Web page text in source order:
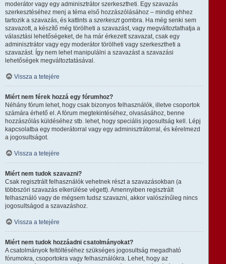
moderátor vagy egy adminisztrátor szerkesztheti. Egy szavazás
szerkesztéséhez menj a téma első hozzászólásához – mindig ehhez
tartozik a szavazás, és kattints a szerkesztgombra. Ha még senki sem
szavazott, a készítő még törölheti a szavazást, vagy megváltoztathatja a
választási lehetőségeket, de ha már érkezett szavazat, csak egy
adminisztrátor vagy egy moderátor törölheti vagy szerkesztheti a
szavazást. Így nem lehet manipulálni a szavazást a szavazási
lehetőségek megváltoztatásával.
Vissza a tetejére
Miért nem férek hozzá egy fórumhoz?
Néhány fórum lehet, hogy csak bizonyos felhasználók, illetve csoportok
számára érhető el. A fórum megtekintéséhez, olvasásához, benne
hozzászólás küldéséhez stb. lehet, hogy speciális jogosultság kell. Lépj
kapcsolatba egy moderátorral vagy egy adminisztrátorral, és kérelmezd
a jogosultságot.
Vissza a tetejére
Miért nem tudok szavazni?
Csak regisztrált felhasználók vehetnek részt a szavazásokban (a
többszöri szavazás elkerülése végett). Amennyiben regisztrált
felhasználó vagy de mégsem tudsz szavazni, akkor valószínűleg nincs
jogosultságod a szavazáshoz.
Vissza a tetejére
Miért nem tudok hozzáadni csatolmányokat?
A csatolmányok feltöltéséhez szükséges jogosultság megadható
fórumokra, csoportokra vagy felhasználókra. Lehet, hogy az